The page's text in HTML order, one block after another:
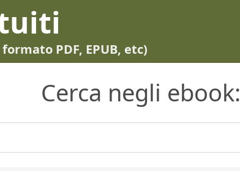
PDF, EPUB, etc)
Cerca negli ebook: